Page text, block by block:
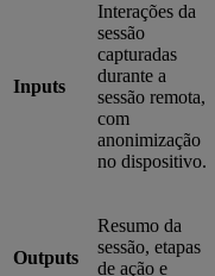
Inputs
Interações da
sessão
capturadas
durante a
sessão remota,
com
anonimização
no dispositivo.
Outputs
Resumo da
sessão, etapas
de ação e